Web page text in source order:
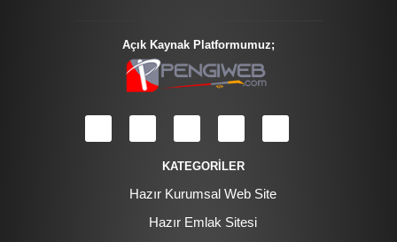
Açık Kaynak Platformumuz;
KATEGORİLER
Hazır Kurumsal Web Site
Hazır Emlak Sitesi